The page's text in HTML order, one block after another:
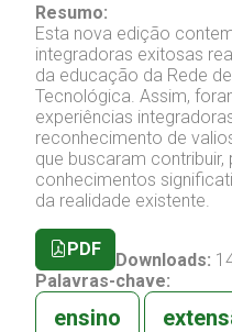
Resumo:
Esta nova edição
integradoras exitosas
da educação da Rede
Tecnológica. Assim,
experiências
reconhecimento de
que buscaram
conhecimentos
da realidade existente.
PDF
Downloads:
Palavras-chave:
ensino